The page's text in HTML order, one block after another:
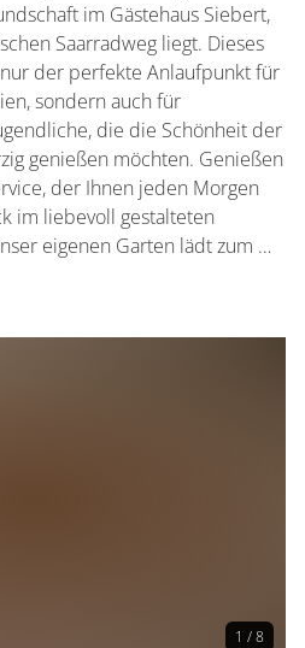
im Gästehaus Siebert,
Saarradweg liegt. Dieses
der perfekte Anlaufpunkt für
sondern auch für
die die Schönheit der
genießen möchten. Genießen
der Ihnen jeden Morgen
im liebevoll gestalteten
eigenen Garten lädt zum …
1 / 8